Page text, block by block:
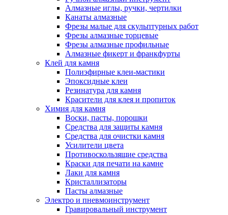
Алмазные иглы, ручки, чертилки
Канаты алмазные
Фрезы малые для скульптурных работ
Фрезы алмазные торцевые
Фрезы алмазные профильные
Алмазные фикерт и франкфурты
Клей для камня
Полиэфирные клеи-мастики
Эпоксидные клеи
Резинатура для камня
Красители для клея и пропиток
Химия для камня
Воски, пасты, порошки
Средства для защиты камня
Средства для очистки камня
Усилители цвета
Противоскользящие средства
Краски для печати на камне
Лаки для камня
Кристаллизаторы
Пасты алмазные
Электро и пневмоинструмент
Гравировальный инструмент